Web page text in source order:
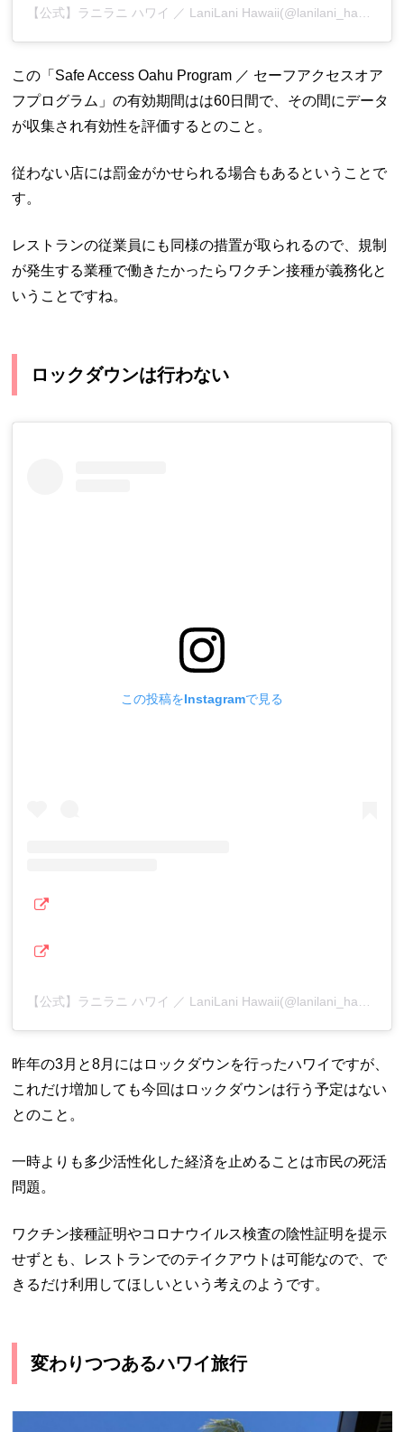
この「Safe Access Oahu Program ／ セーフアクセスオア
フプログラム」の有効期間はは60日間で、その間にデータ
が収集され有効性を評価するとのこと。
従わない店には罰金がかせられる場合もあるということで
す。
レストランの従業員にも同様の措置が取られるので、規制
が発生する業種で働きたかったらワクチン接種が義務化と
いうことですね。
ロックダウンは行わない
この投稿をInstagramで見る
昨年の3月と8月にはロックダウンを行ったハワイですが、
これだけ増加しても今回はロックダウンは行う予定はない
とのこと。
一時よりも多少活性化した経済を止めることは市民の死活
問題。
ワクチン接種証明やコロナウイルス検査の陰性証明を提示
せずとも、レストランでのテイクアウトは可能なので、で
きるだけ利用してほしいという考えのようです。
変わりつつあるハワイ旅行